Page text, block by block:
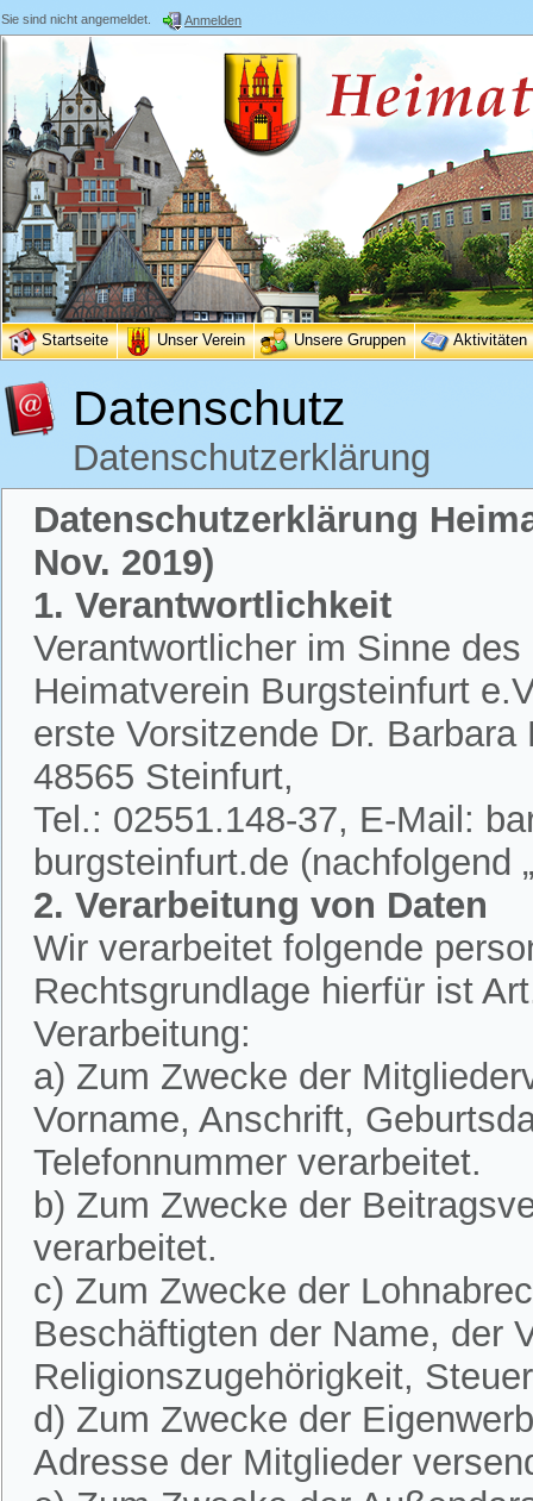
Sie sind nicht angemeldet. Anmelden
Startseite Unser Verein Unsere Gruppen Aktivitäten
Datenschutz
Datenschutzerklärung
Datenschutzerklärung
Nov. 2019)
1. Verantwortlichkeit
Verantwortlicher im Sinne
Heimatverein Burgsteinfurt
erste Vorsitzende Dr.
48565 Steinfurt,
Tel.: 02551.148-37, E-Mail:
burgsteinfurt.de (nachfolgend
2. Verarbeitung von Daten
Wir verarbeitet folgende
Rechtsgrundlage hierfür ist
Verarbeitung:
a) Zum Zwecke der
Vorname, Anschrift,
Telefonnummer verarbeitet.
b) Zum Zwecke der
verarbeitet.
c) Zum Zwecke der
Beschäftigten der Name, der
Religionszugehörigkeit,
d) Zum Zwecke der
Adresse der Mitglieder